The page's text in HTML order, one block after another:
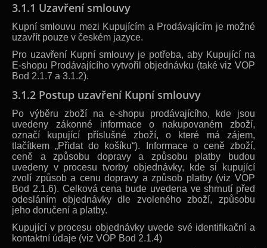
3.1.1 Uzavření smlouvy
Kupní smlouvu mezi Kupujícím a Prodávajícím je možné
uzavřít pouze v českém jazyce.
Pro uzavření Kupní smlouvy je potřeba, aby Kupující na
E-shopu Prodávajícího vytvořil objednávku (také viz VOP
Bod 2.1.7 a 3.1.2).
3.1.2 Postup uzavření Kupní smlouvy
Po výběru zboží na e-shopu prodávajícího, kde jsou
uvedeny zákonné informace o nakupovaném zboží,
označí kupující příslušné zboží, o které má zájem,
tlačítkem „Přidat do košíku“). Informace o ceně zboží,
ceně a způsobu dopravy a způsobu platby budou
uvedeny v procesu tvorby objednávky, kde si kupující
zvolí způsob a cenu dopravy a způsob platby (viz VOP
Bod 2.1.6). Celková cena bude uvedena ve shrnutí před
odesláním objednávky dle zvoleného zboží, způsobu
jeho doručení a platby.
Kupující v procesu objednávky uvede své identifikační a
kontaktní údaje (viz VOP Bod 2.1.4)